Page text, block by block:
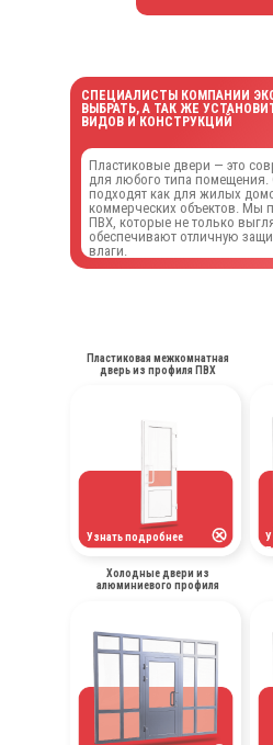
СПЕЦИАЛИСТЫ КОМПАНИИ
ВЫБРАТЬ, А ТАК ЖЕ
ВИДОВ И КОНСТРУКЦИЙ
Пластиковые двери — это
для любого типа помещения.
подходят как для жилых
коммерческих объектов. Мы
ПВХ, которые не только
обеспечивают отличную
влаги.
Холодные двери из
алюминиевого профиля
Узнать подробнее
Пластиковая межкомнатная
дверь из профиля ПВХ